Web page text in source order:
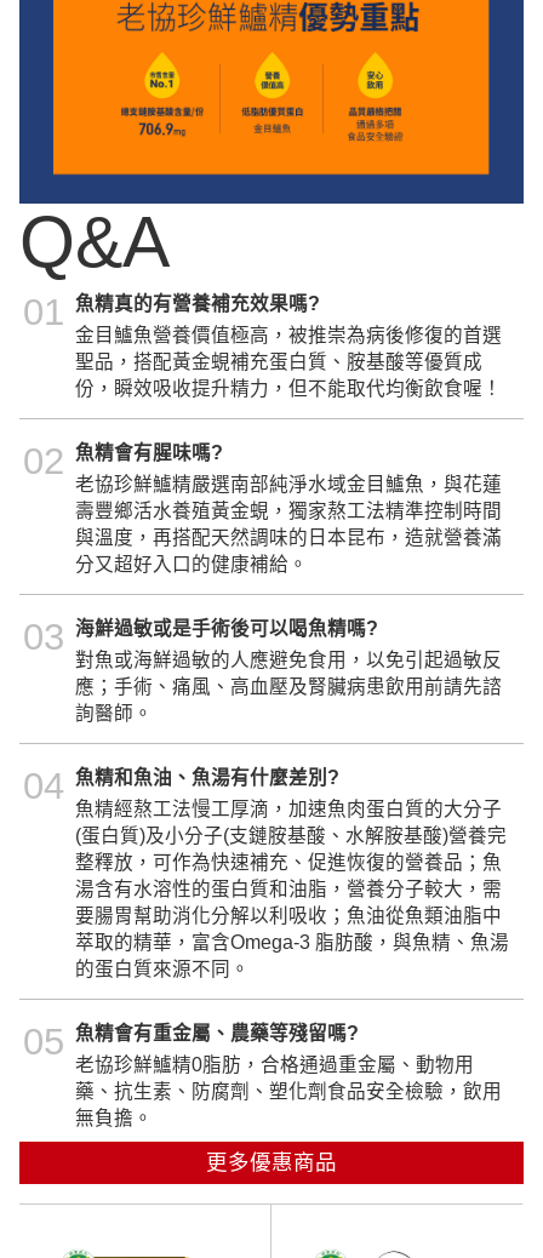
Q&A
01 魚精真的有營養補充效果嗎?
金目鱸魚營養價值極高，被推崇為病後修復的首選
聖品，搭配黃金蜆補充蛋白質、胺基酸等優質成
份，瞬效吸收提升精力，但不能取代均衡飲食喔！
02 魚精會有腥味嗎?
老協珍鮮鱸精嚴選南部純淨水域金目鱸魚，與花蓮
壽豐鄉活水養殖黃金蜆，獨家熬工法精準控制時間
與溫度，再搭配天然調味的日本昆布，造就營養滿
分又超好入口的健康補給。
03 海鮮過敏或是手術後可以喝魚精嗎?
對魚或海鮮過敏的人應避免食用，以免引起過敏反
應；手術、痛風、高血壓及腎臟病患飲用前請先諮
詢醫師。
04 魚精和魚油、魚湯有什麼差別?
魚精經熬工法慢工厚滴，加速魚肉蛋白質的大分子
(蛋白質)及小分子(支鏈胺基酸、水解胺基酸)營養完
整釋放，可作為快速補充、促進恢復的營養品；魚
湯含有水溶性的蛋白質和油脂，營養分子較大，需
要腸胃幫助消化分解以利吸收；魚油從魚類油脂中
萃取的精華，富含Omega-3 脂肪酸，與魚精、魚湯
的蛋白質來源不同。
05 魚精會有重金屬、農藥等殘留嗎?
老協珍鮮鱸精0脂肪，合格通過重金屬、動物用
藥、抗生素、防腐劑、塑化劑食品安全檢驗，飲用
無負擔。
更多優惠商品